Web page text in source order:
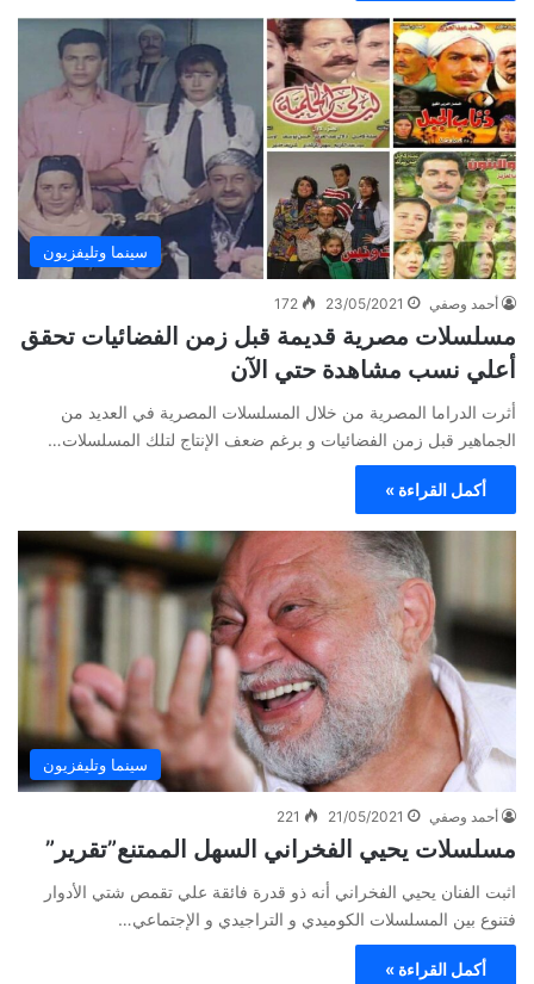
سينما وتليفزيون
أحمد وصفي 23/05/2021
172
مسلسلات مصرية قديمة قبل زمن الفضائيات تحقق
أعلي نسب مشاهدة حتي الآن
أثرت الدراما المصرية من خلال المسلسلات المصرية في العديد من
الجماهير قبل زمن الفضائيات و برغم ضعف الإنتاج لتلك المسلسلات…
أكمل القراءة »
سينما وتليفزيون
أحمد وصفي 21/05/2021
221
مسلسلات يحيي الفخراني السهل الممتنع”تقرير”
اثبت الفنان يحيي الفخراني أنه ذو قدرة فائقة علي تقمص شتي الأدوار
فتنوع بين المسلسلات الكوميدي و التراجيدي و الإجتماعي…
أكمل القراءة »